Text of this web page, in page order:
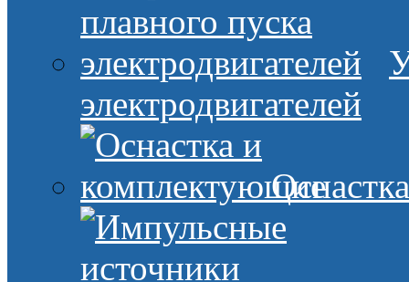
электродвигателей